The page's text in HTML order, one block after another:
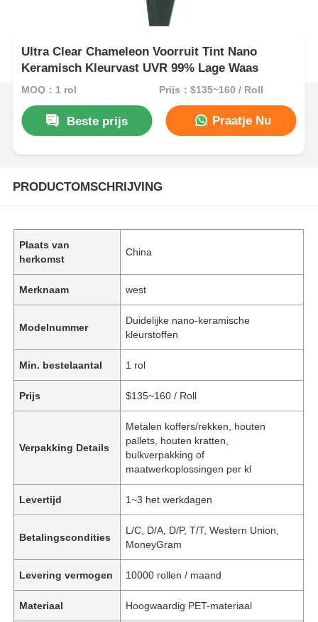
Ultra Clear Chameleon Voorruit Tint Nano
Keramisch Kleurvast UVR 99% Lage Waas
MOQ：1 rol Prijs：$135~160 / Roll
Beste prijs Praatje Nu
PRODUCTOMSCHRIJVING
Plaats van
herkomst
China
Merknaam west
Modelnummer
Duidelijke nano-keramische
kleurstoffen
Min. bestelaantal 1 rol
Prijs $135~160 / Roll
Verpakking Details
Metalen koffers/rekken, houten
pallets, houten kratten,
bulkverpakking of
maatwerkoplossingen per kl
Levertijd 1~3 het werkdagen
Betalingscondities
L/C, D/A, D/P, T/T, Western Union,
MoneyGram
Levering vermogen 10000 rollen / maand
Materiaal Hoogwaardig PET-materiaal